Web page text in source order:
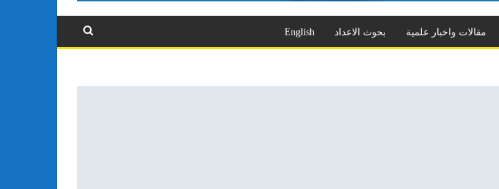
مقالات واخبار علمية بحوث الاعداد English